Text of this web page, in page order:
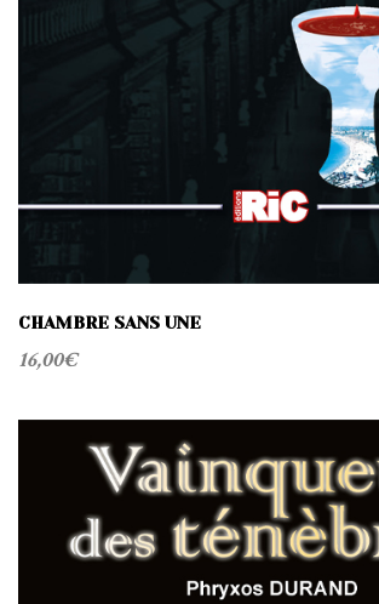
CHAMBRE SANS UNE
16,00€